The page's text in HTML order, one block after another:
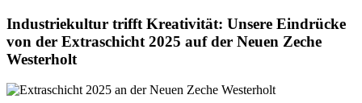
Industriekultur trifft Kreativität: Unsere Eindrücke
von der Extraschicht 2025 auf der Neuen Zeche
Westerholt